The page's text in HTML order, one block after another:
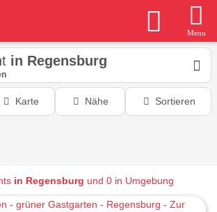
Menu
in Regensburg
Karte Nähe Sortieren
in Regensburg und 0 in Umgebung